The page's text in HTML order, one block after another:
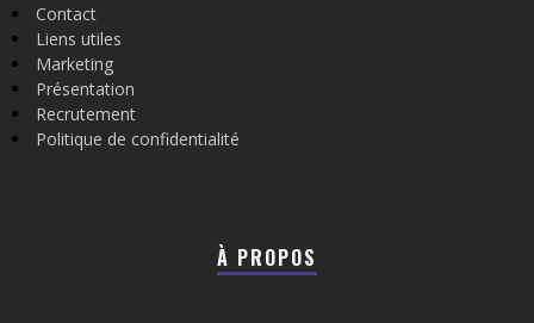
Contact
Liens utiles
Marketing
Présentation
Recrutement
Politique de confidentialité
À PROPOS